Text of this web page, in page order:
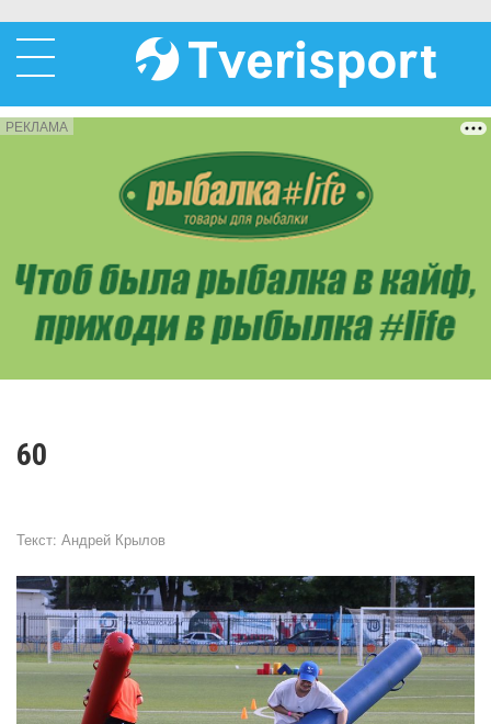
РЕКЛАМА
60
Текст: Андрей Крылов